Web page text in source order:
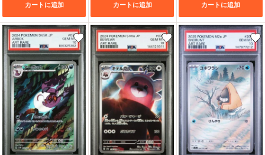
カートに追加 カートに追加 カートに追加